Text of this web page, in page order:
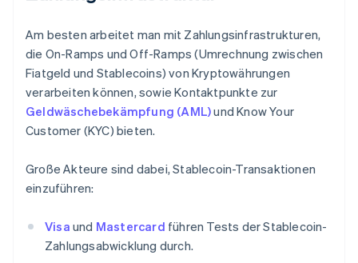
Am besten arbeitet man mit Zahlungsinfrastrukturen,
die On-Ramps und Off-Ramps (Umrechnung zwischen
Fiatgeld und Stablecoins) von Kryptowährungen
verarbeiten können, sowie Kontaktpunkte zur
Geldwäschebekämpfung (AML)und Know Your
Customer (KYC) bieten.
Große Akteure sind dabei, Stablecoin-Transaktionen
einzuführen:
Visa und Mastercard führen Tests der Stablecoin-
Zahlungsabwicklung durch.